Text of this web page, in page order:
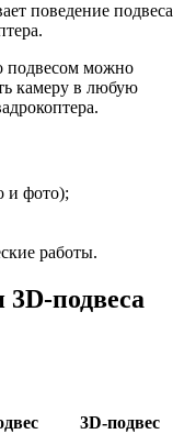
поведение подвеса
подвесом можно
камеру в любую
и фото);
работы.
3D-подвеса
3D-подвес